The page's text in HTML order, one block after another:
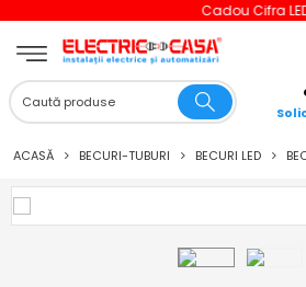
Cadou Cifra LED la
ACASĂ BECURI-TUBURI BECURI LED